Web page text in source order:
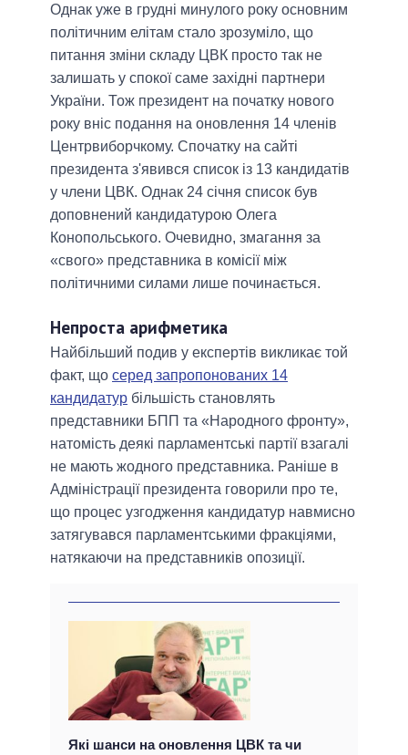
Однак уже в грудні минулого року основним
політичним елітам стало зрозуміло, що
питання зміни складу ЦВК просто так не
залишать у спокої саме західні партнери
України. Тож президент на початку нового
року вніс подання на оновлення 14 членів
Центрвиборчкому. Спочатку на сайті
президента з'явився список із 13 кандидатів
у члени ЦВК. Однак 24 січня список був
доповнений кандидатурою Олега
Конопольського. Очевидно, змагання за
«свого» представника в комісії між
політичними силами лише починається.
Непроста арифметика
Найбільший подив у експертів викликає той
факт, що серед запропонованих 14
кандидатур більшість становлять
представники БПП та «Народного фронту»,
натомість деякі парламентські партії взагалі
не мають жодного представника. Раніше в
Адміністрації президента говорили про те,
що процес узгодження кандидатур навмисно
затягувався парламентськими фракціями,
натякаючи на представників опозиції.
Які шанси на оновлення ЦВК та чи